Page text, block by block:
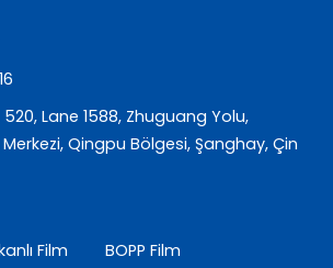
520, Lane 1588, Zhuguang Yolu,
Qingpu Bölgesi, Şanghay, Çin
Film
BOPP Film